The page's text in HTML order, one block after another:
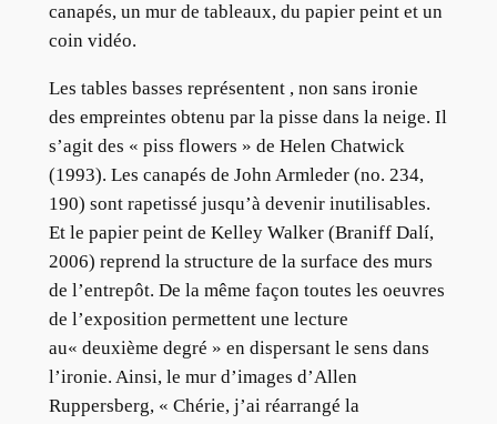
canapés, un mur de tableaux, du papier peint et un
coin vidéo.
Les tables basses représentent , non sans ironie
des empreintes obtenu par la pisse dans la neige. Il
s’agit des « piss flowers » de Helen Chatwick
(1993). Les canapés de John Armleder (no. 234,
190) sont rapetissé jusqu’à devenir inutilisables.
Et le papier peint de Kelley Walker (Braniff Dalí,
2006) reprend la structure de la surface des murs
de l’entrepôt. De la même façon toutes les oeuvres
de l’exposition permettent une lecture
au« deuxième degré » en dispersant le sens dans
l’ironie. Ainsi, le mur d’images d’Allen
Ruppersberg, « Chérie, j’ai réarrangé la